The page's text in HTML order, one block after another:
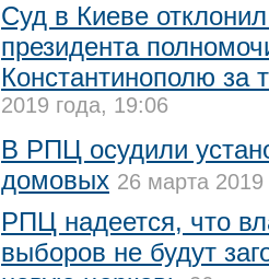
Суд в Киеве
президента
Константинополю за
2019 года, 19:06
В РПЦ осудили
домовых 26 марта
РПЦ надеется, что
выборов не будут